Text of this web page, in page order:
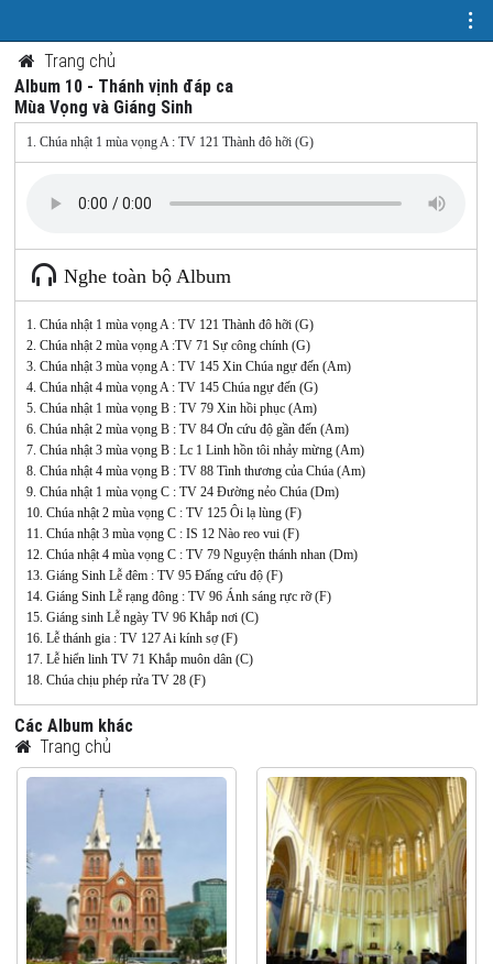
Trang chủ
Album 10 - Thánh vịnh đáp ca
Mùa Vọng và Giáng Sinh
1. Chúa nhật 1 mùa vọng A : TV 121 Thành đô hỡi (G)
Nghe toàn bộ Album
1. Chúa nhật 1 mùa vọng A : TV 121 Thành đô hỡi (G)
2. Chúa nhật 2 mùa vọng A :TV 71 Sự công chính (G)
3. Chúa nhật 3 mùa vọng A : TV 145 Xin Chúa ngự đến (Am)
4. Chúa nhật 4 mùa vọng A : TV 145 Chúa ngự đến (G)
5. Chúa nhật 1 mùa vọng B : TV 79 Xin hồi phục (Am)
6. Chúa nhật 2 mùa vọng B : TV 84 Ơn cứu độ gần đến (Am)
7. Chúa nhật 3 mùa vọng B : Lc 1 Linh hồn tôi nhảy mừng (Am)
8. Chúa nhật 4 mùa vọng B : TV 88 Tình thương của Chúa (Am)
9. Chúa nhật 1 mùa vọng C : TV 24 Đường nẻo Chúa (Dm)
10. Chúa nhật 2 mùa vọng C : TV 125 Ôi lạ lùng (F)
11. Chúa nhật 3 mùa vọng C : IS 12 Nào reo vui (F)
12. Chúa nhật 4 mùa vọng C : TV 79 Nguyện thánh nhan (Dm)
13. Giáng Sinh Lễ đêm : TV 95 Đấng cứu độ (F)
14. Giáng Sinh Lễ rạng đông : TV 96 Ánh sáng rực rỡ (F)
15. Giáng sinh Lễ ngày TV 96 Khắp nơi (C)
16. Lễ thánh gia : TV 127 Ai kính sợ (F)
17. Lễ hiển linh TV 71 Khắp muôn dân (C)
18. Chúa chịu phép rửa TV 28 (F)
Các Album khác
Trang chủ